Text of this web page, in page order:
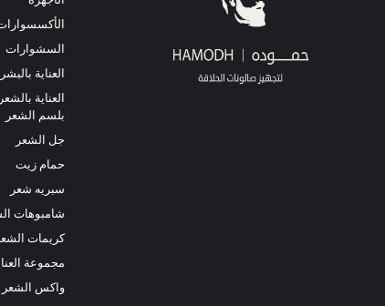
السشوارات
العناية
العناية بالشعر
بلسم الشعر
جل الشعر
حمام زيت
سبريه شعر
شامبوهات
كريمات
مجموعة
واكس الشعر